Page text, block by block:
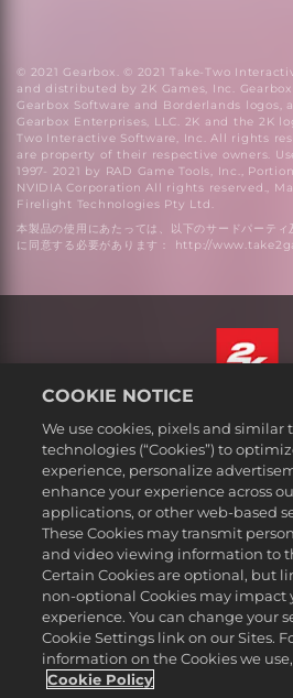
© 2021 Gearbox. © 2021 Take-Two
and distributed by 2K Games, Inc.
Gearbox Software and Borderlands logos,
Gearbox Enterprises, LLC. 2K and the 2K
Two Interactive Software, Inc. All rights
are property of their respective owners.
1997- 2021 by RAD Game Tools, Inc.,
NVIDIA Corporation All rights reserved.,
Firelight Technologies Pty Ltd.
本製品の使用にあたっては、以下のサードパーテ
に同意する必要があります： http://
法務表記
プライバシーポリ
クッキーポリシ
サポート
個人情報を販売または
注文の確認およ
2K広告パート
©2016-2026 Take-Two Interactive
Civilization, and their respective logos
Interactive Software, Inc. All
日本語
COOKIE NOTICE
We use cookies, pixels and similar
technologies (“Cookies”) to
experience, personalize
enhance your experience across
applications, or other web-based
These Cookies may transmit
and video viewing information to
Certain Cookies are optional, but
non-optional Cookies may impact
experience. You can change your
Cookie Settings link on our Sites.
information on the Cookies we
Cookie Policy